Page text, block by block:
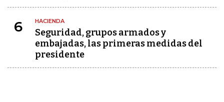
6 HACIENDA
Seguridad, grupos armados y
embajadas, las primeras medidas del
presidente